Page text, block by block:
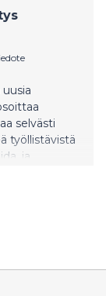
selvästi
työllistävistä
ja